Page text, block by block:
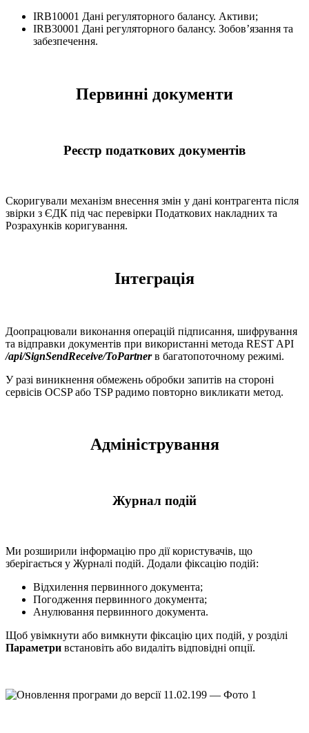
IRB10001 Дані регуляторного балансу. Активи;
IRB30001 Дані регуляторного балансу. Зобов’язання та
забезпечення.
Первинні документи
Реєстр податкових документів
Скоригували механізм внесення змін у дані контрагента після
звірки з ЄДК під час перевірки Податкових накладних та
Розрахунків коригування.
Інтеграція
Доопрацювали виконання операцій підписання, шифрування
та відправки документів при використанні метода REST API
/api/SignSendReceive/ToPartnerв багатопоточному режимі.
У разі виникнення обмежень обробки запитів на стороні
сервісів OCSP або TSP радимо повторно викликати метод.
Адміністрування
Журнал подій
Ми розширили інформацію про дії користувачів, що
зберігається у Журналі подій. Додали фіксацію подій:
Відхилення первинного документа;
Погодження первинного документа;
Анулювання первинного документа.
Щоб увімкнути або вимкнути фіксацію цих подій, у розділі
Параметри встановіть або видаліть відповідні опції.